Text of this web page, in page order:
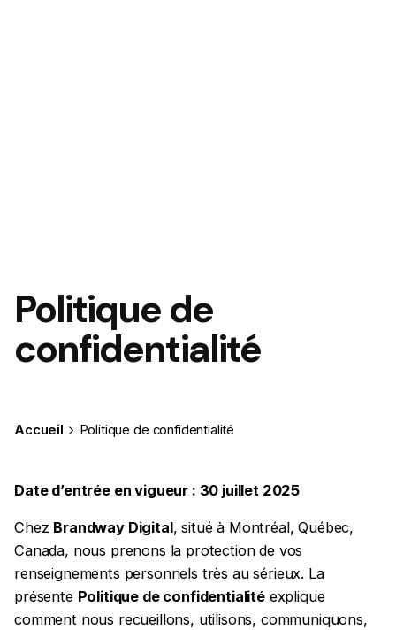
Politique de
confidentialité
Accueil Politique de confidentialité
Date d’entrée en vigueur : 30 juillet 2025
Chez Brandway Digital, situé à Montréal, Québec,
Canada, nous prenons la protection de vos
renseignements personnels très au sérieux. La
présente Politique de confidentialitéexplique
comment nous recueillons, utilisons, communiquons,